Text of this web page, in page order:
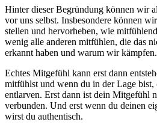
Hinter dieser Begründung können wir
vor uns selbst. Insbesondere können
stellen und hervorheben, wie
wenig alle anderen mitfühlen, die das
erkannt haben und warum wir kämpfen.
Echtes Mitgefühl kann erst dann
mitfühlst und wenn du in der Lage bist,
entlarven. Erst dann ist dein Mitgefühl
verbunden. Und erst wenn du deinen
wirst du authentisch.